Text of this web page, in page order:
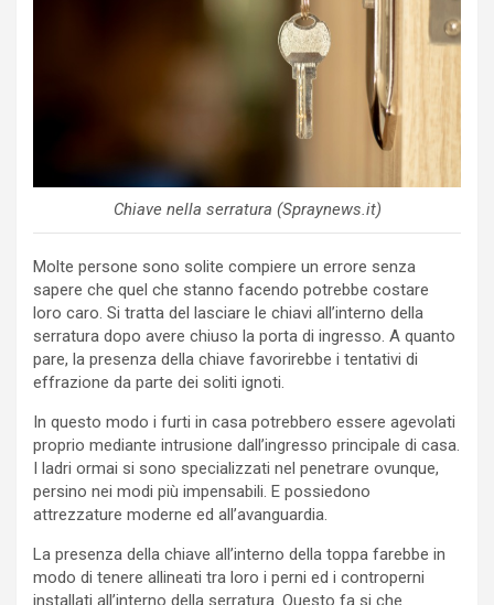
Chiave nella serratura (Spraynews.it)
Molte persone sono solite compiere un errore senza
sapere che quel che stanno facendo potrebbe costare
loro caro. Si tratta del lasciare le chiavi all’interno della
serratura dopo avere chiuso la porta di ingresso. A quanto
pare, la presenza della chiave favorirebbe i tentativi di
effrazione da parte dei soliti ignoti.
In questo modo i furti in casa potrebbero essere agevolati
proprio mediante intrusione dall’ingresso principale di casa.
I ladri ormai si sono specializzati nel penetrare ovunque,
persino nei modi più impensabili. E possiedono
attrezzature moderne ed all’avanguardia.
La presenza della chiave all’interno della toppa farebbe in
modo di tenere allineati tra loro i perni ed i controperni
installati all’interno della serratura. Questo fa si che